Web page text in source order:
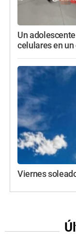
Un
celulares en un
Viernes